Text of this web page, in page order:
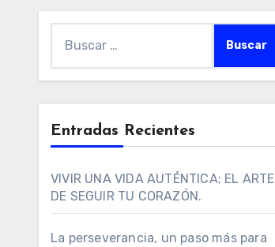
Entradas Recientes
VIVIR UNA VIDA AUTÉNTICA; EL ARTE
DE SEGUIR TU CORAZÓN.
La perseverancia, un paso más para